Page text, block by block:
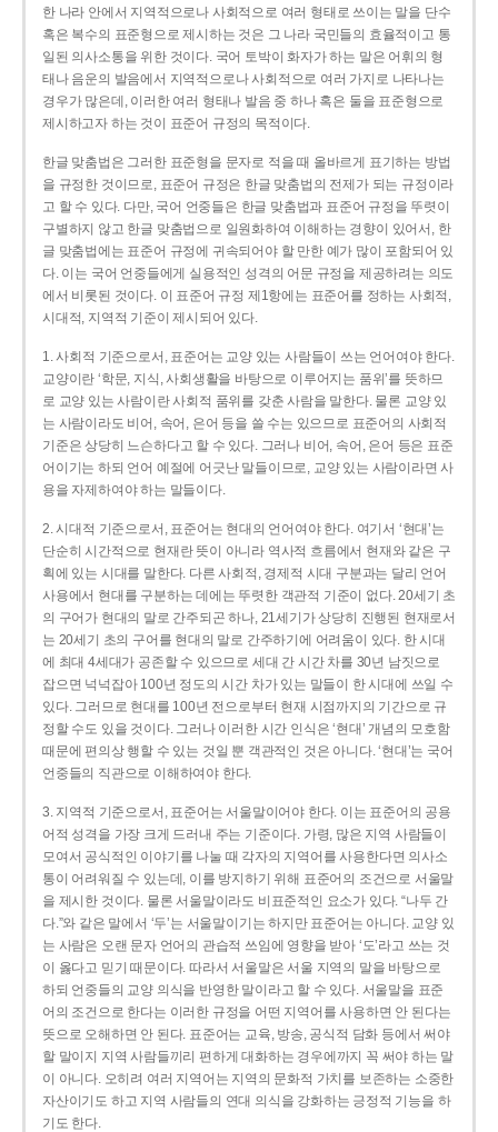
한 나라 안에서 지역적으로나 사회적으로 여러 형태로 쓰이는 말을 단수
혹은 복수의 표준형으로 제시하는 것은 그 나라 국민들의 효율적이고 통
일된 의사소통을 위한 것이다. 국어 토박이 화자가 하는 말은 어휘의 형
태나 음운의 발음에서 지역적으로나 사회적으로 여러 가지로 나타나는
경우가 많은데, 이러한 여러 형태나 발음 중 하나 혹은 둘을 표준형으로
제시하고자 하는 것이 표준어 규정의 목적이다.
한글 맞춤법은 그러한 표준형을 문자로 적을 때 올바르게 표기하는 방법
을 규정한 것이므로, 표준어 규정은 한글 맞춤법의 전제가 되는 규정이라
고 할 수 있다. 다만, 국어 언중들은 한글 맞춤법과 표준어 규정을 뚜렷이
구별하지 않고 한글 맞춤법으로 일원화하여 이해하는 경향이 있어서, 한
글 맞춤법에는 표준어 규정에 귀속되어야 할 만한 예가 많이 포함되어 있
다. 이는 국어 언중들에게 실용적인 성격의 어문 규정을 제공하려는 의도
에서 비롯된 것이다. 이 표준어 규정 제1항에는 표준어를 정하는 사회적,
시대적, 지역적 기준이 제시되어 있다.
1. 사회적 기준으로서, 표준어는 교양 있는 사람들이 쓰는 언어여야 한다.
교양이란 ‘학문, 지식, 사회생활을 바탕으로 이루어지는 품위’를 뜻하므
로 교양 있는 사람이란 사회적 품위를 갖춘 사람을 말한다. 물론 교양 있
는 사람이라도 비어, 속어, 은어 등을 쓸 수는 있으므로 표준어의 사회적
기준은 상당히 느슨하다고 할 수 있다. 그러나 비어, 속어, 은어 등은 표준
어이기는 하되 언어 예절에 어긋난 말들이므로, 교양 있는 사람이라면 사
용을 자제하여야 하는 말들이다.
2. 시대적 기준으로서, 표준어는 현대의 언어여야 한다. 여기서 ‘현대’는
단순히 시간적으로 현재란 뜻이 아니라 역사적 흐름에서 현재와 같은 구
획에 있는 시대를 말한다. 다른 사회적, 경제적 시대 구분과는 달리 언어
사용에서 현대를 구분하는 데에는 뚜렷한 객관적 기준이 없다. 20세기 초
의 구어가 현대의 말로 간주되곤 하나, 21세기가 상당히 진행된 현재로서
는 20세기 초의 구어를 현대의 말로 간주하기에 어려움이 있다. 한 시대
에 최대 4세대가 공존할 수 있으므로 세대 간 시간 차를 30년 남짓으로
잡으면 넉넉잡아 100년 정도의 시간 차가 있는 말들이 한 시대에 쓰일 수
있다. 그러므로 현대를 100년 전으로부터 현재 시점까지의 기간으로 규
정할 수도 있을 것이다. 그러나 이러한 시간 인식은 ‘현대’ 개념의 모호함
때문에 편의상 행할 수 있는 것일 뿐 객관적인 것은 아니다. ‘현대’는 국어
언중들의 직관으로 이해하여야 한다.
3. 지역적 기준으로서, 표준어는 서울말이어야 한다. 이는 표준어의 공용
어적 성격을 가장 크게 드러내 주는 기준이다. 가령, 많은 지역 사람들이
모여서 공식적인 이야기를 나눌 때 각자의 지역어를 사용한다면 의사소
통이 어려워질 수 있는데, 이를 방지하기 위해 표준어의 조건으로 서울말
을 제시한 것이다. 물론 서울말이라도 비표준적인 요소가 있다. “나두 간
다.”와 같은 말에서 ‘두’는 서울말이기는 하지만 표준어는 아니다. 교양 있
는 사람은 오랜 문자 언어의 관습적 쓰임에 영향을 받아 ‘도’라고 쓰는 것
이 옳다고 믿기 때문이다. 따라서 서울말은 서울 지역의 말을 바탕으로
하되 언중들의 교양 의식을 반영한 말이라고 할 수 있다. 서울말을 표준
어의 조건으로 한다는 이러한 규정을 어떤 지역어를 사용하면 안 된다는
뜻으로 오해하면 안 된다. 표준어는 교육, 방송, 공식적 담화 등에서 써야
할 말이지 지역 사람들끼리 편하게 대화하는 경우에까지 꼭 써야 하는 말
이 아니다. 오히려 여러 지역어는 지역의 문화적 가치를 보존하는 소중한
자산이기도 하고 지역 사람들의 연대 의식을 강화하는 긍정적 기능을 하
기도 한다.